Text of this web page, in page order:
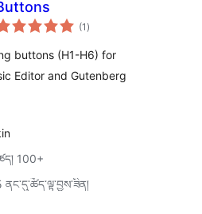
(1 གདེང་
འཇོག་
ཚང་།
)
buttons (H1-H6) for
Editor and Gutenberg
100+